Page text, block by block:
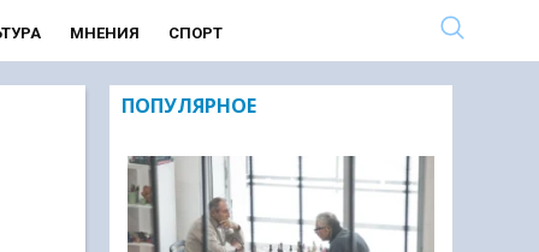
МНЕНИЯ СПОРТ
ПОПУЛЯРНОЕ